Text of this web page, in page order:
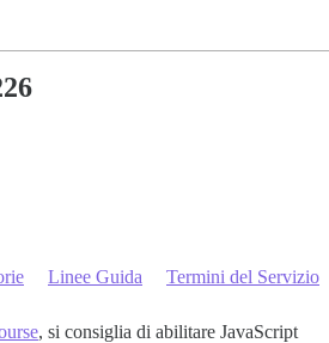
Linee Guida Termini del Servizio
, si consiglia di abilitare JavaScript